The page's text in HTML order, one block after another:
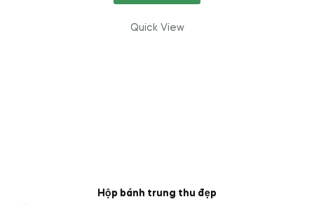
Quick View
Hộp bánh trung thu đẹp